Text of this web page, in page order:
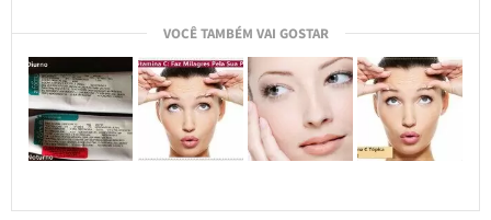
VOCÊ TAMBÉM VAI GOSTAR